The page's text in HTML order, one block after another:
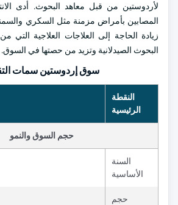
لأردوستين من قبل معاهد البحوث. أدى
المصابين بأمراض مزمنة مثل السكري
زيادة الحاجة إلى العلاجات العلاجية التي
البحوث الصيدلانية وتزيد من حصتها في السوق.
سوق إردوستين سمات
النقطة
الرئيسية
حجم السوق والنمو
السنة
الأساسية
حجم